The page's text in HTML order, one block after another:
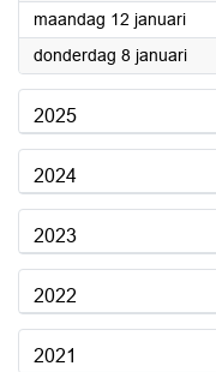
maandag 12 januari2026
donderdag 8 januari2026
2025
2024
2023
2022
2021